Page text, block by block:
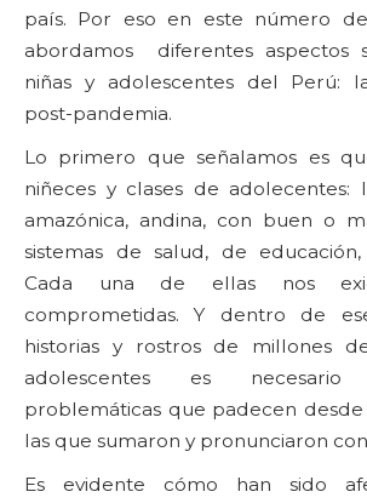
país. Por eso en este número de
abordamos diferentes aspectos
niñas y adolescentes del Perú:
post-pandemia.
Lo primero que señalamos es
niñeces y clases de adolecentes:
amazónica, andina, con buen o
sistemas de salud, de
Cada una de ellas nos
comprometidas. Y dentro de
historias y rostros de millones
adolescentes es
problemáticas que padecen desde
las que sumaron y pronunciaron
Es evidente cómo han sido